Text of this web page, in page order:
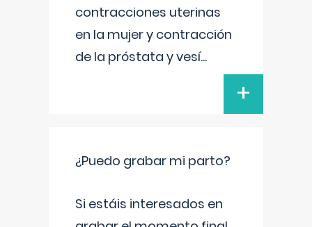
contracciones uterinas
en la mujer y contracción
de la próstata y vesí...
+
¿Puedo grabar mi parto?
Si estáis interesados en